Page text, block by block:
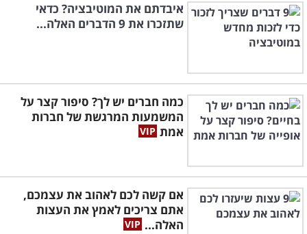
איבדתם את המוטיבציה? כדאי
שתזכרו את 9 הדברים האלה...
כמה חברים יש לך? סיפור קצר על
המשמעות המרגשת של חברות
אמת
אם קשה לכם לאהוב את עצמכם,
אתם צריכים לאמץ את העצות
האלה...